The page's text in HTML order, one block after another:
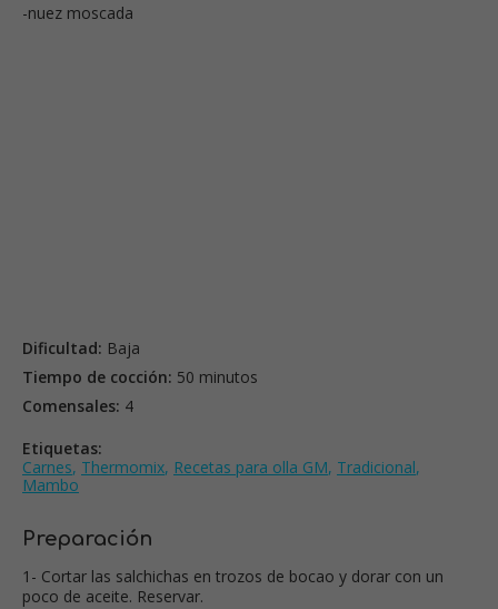
-nuez moscada
Dificultad: Baja
Tiempo de cocción: 50 minutos
Comensales: 4
Etiquetas:
Carnes, Thermomix, Recetas para olla GM, Tradicional,
Mambo
Preparación
1- Cortar las salchichas en trozos de bocao y dorar con un
poco de aceite. Reservar.